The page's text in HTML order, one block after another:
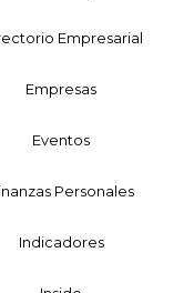
Empresarial
Empresas
Eventos
Personales
Indicadores